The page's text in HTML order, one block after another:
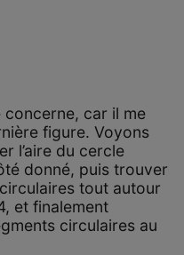
concerne, car il me
figure. Voyons
l’aire du cercle
donné, puis trouver
tout autour
et finalement
circulaires au